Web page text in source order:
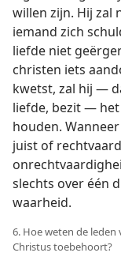
willen zijn. Hij zal
iemand zich
liefde niet
christen iets
kwetst, zal hij —
liefde, bezit —
houden.
juist of
slechts over één
waarheid.
6. Hoe weten de leden
Christus toebehoort?